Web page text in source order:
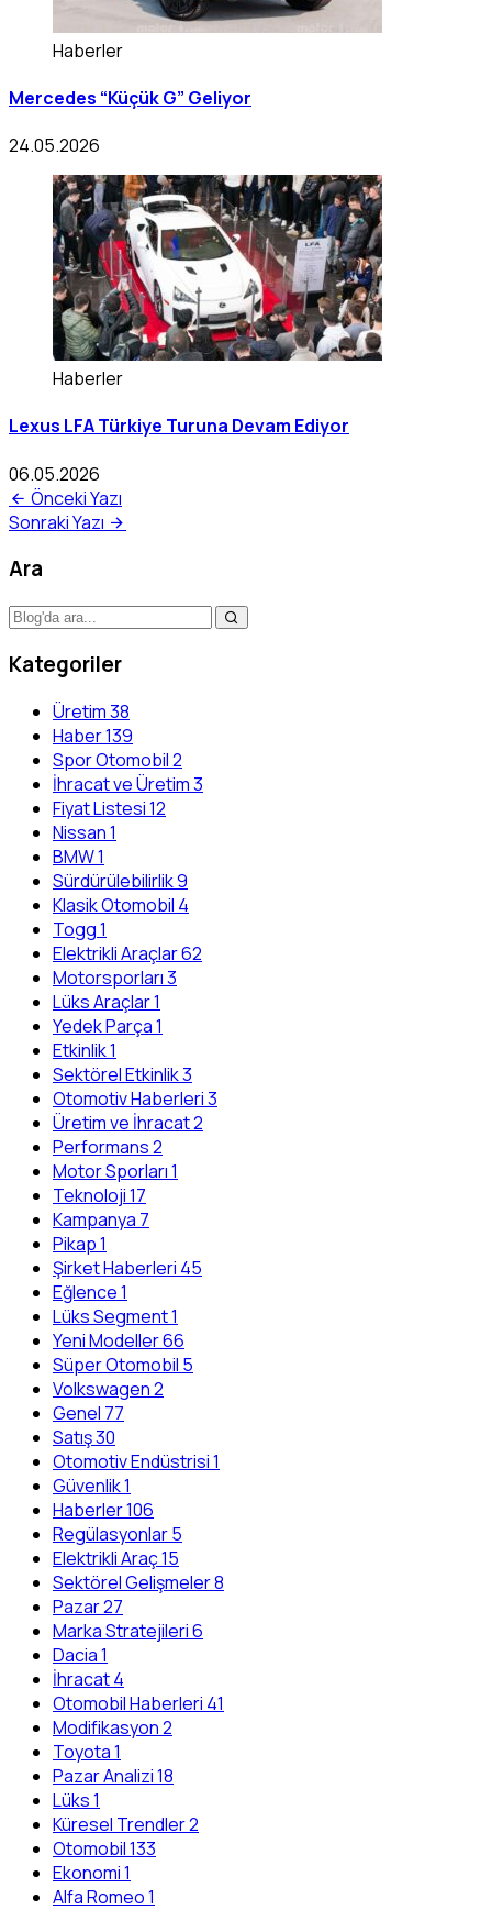
Haberler
Mercedes “Küçük G” Geliyor
24.05.2026
Haberler
Lexus LFA Türkiye Turuna Devam Ediyor
06.05.2026
Önceki Yazı
Sonraki Yazı
Ara
Kategoriler
Üretim38
Haber139
Spor Otomobil2
İhracat ve Üretim3
Fiyat Listesi12
Nissan1
BMW1
Sürdürülebilirlik9
Klasik Otomobil 4
Togg1
Elektrikli Araçlar62
Motorsporları3
Lüks Araçlar1
Yedek Parça1
Etkinlik1
Sektörel Etkinlik3
Otomotiv Haberleri3
Üretim ve İhracat2
Performans2
Motor Sporları1
Teknoloji17
Kampanya 7
Pikap1
Şirket Haberleri 45
Eğlence1
Lüks Segment1
Yeni Modeller66
Süper Otomobil 5
Volkswagen2
Genel 77
Satış30
Otomotiv Endüstrisi1
Güvenlik1
Haberler106
Regülasyonlar5
Elektrikli Araç15
Sektörel Gelişmeler8
Pazar27
Marka Stratejileri6
Dacia1
İhracat4
Otomobil Haberleri 41
Modifikasyon2
Toyota1
Pazar Analizi18
Lüks1
Küresel Trendler2
Otomobil133
Ekonomi1
Alfa Romeo1